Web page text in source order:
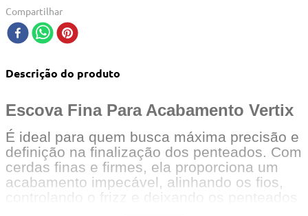
Compartilhar
Descrição do produto
Escova Fina Para Acabamento Vertix
É ideal para quem busca máxima precisão e
definição na finalização dos penteados. Com
cerdas finas e firmes, ela proporciona um
acabamento impecável, alinhando os fios,
controlando o frizz e deixando os penteados